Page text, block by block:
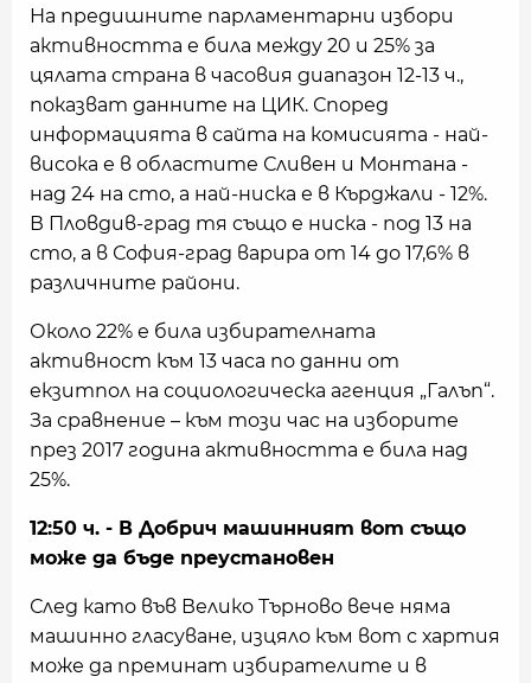
На предишните парламентарни избори
активността е била между 20 и 25% за
цялата страна в часовия диапазон 12-13 ч.,
показват данните на ЦИК. Според
информацията в сайта на комисията - най-
висока е в областите Сливен и Монтана -
над 24 на сто, а най-ниска е в Кърджали - 12%.
В Пловдив-град тя също е ниска - под 13 на
сто, а в София-град варира от 14 до 17,6% в
различните райони.
Около 22% е била избирателната
активност към 13 часа по данни от
екзитпол на социологическа агенция „Галъп“.
За сравнение – към този час на изборите
през 2017 година активността е била над
25%.
12:50 ч. - В Добрич машинният вот също
може да бъде преустановен
След като във Велико Търново вече няма
машинно гласуване, изцяло към вот с хартия
може да преминат избирателите и в